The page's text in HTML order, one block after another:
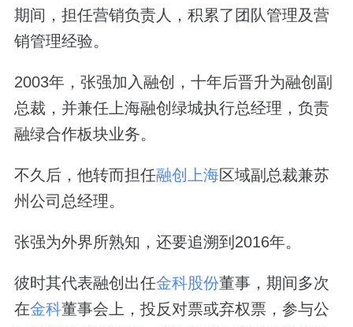
期间，担任营销负责人，积累了团队管理及营
销管理经验。
2003年，张强加入融创，十年后晋升为融创副
总裁，并兼任上海融创绿城执行总经理，负责
融绿合作板块业务。
不久后，他转而担任融创上海区域副总裁兼苏
州公司总经理。
张强为外界所熟知，还要追溯到2016年。
彼时其代表融创出任金科股份董事，期间多次
在金科董事会上，投反对票或弃权票，参与公